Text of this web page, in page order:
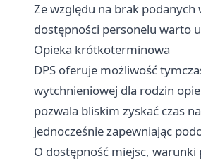
Ze względu na brak podanych
dostępności personelu warto
Opieka krótkoterminowa
DPS oferuje możliwość
wytchnieniowej dla rodzin
pozwala bliskim zyskać czas
jednocześnie zapewniając
O dostępność miejsc,